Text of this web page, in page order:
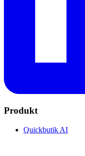
Produkt
Quickbutik AI